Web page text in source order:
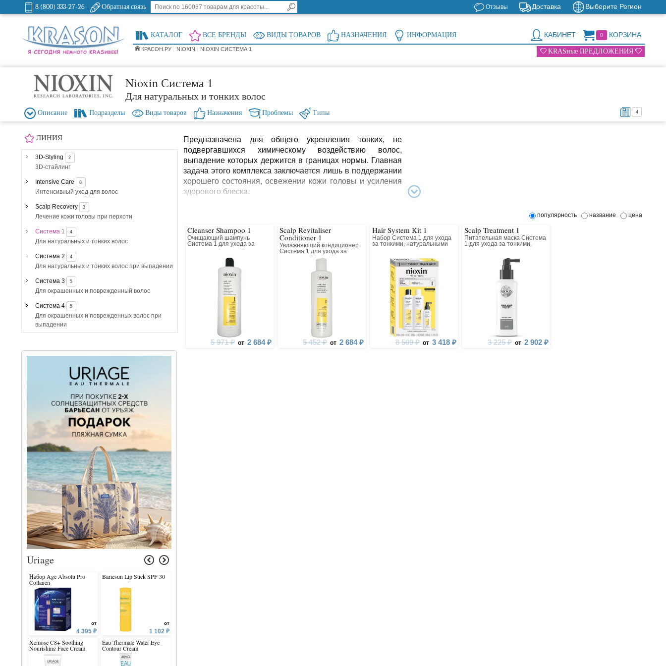
8 (800) 333-27-26 Обратная связь Выберите Регион
Доставка
Отзывы
0 КОРЗИНА
КАБИНЕТ
КАТАЛОГ ВСЕ БРЕНДЫ ВИДЫ ТОВАРОВ НАЗНАЧЕНИЯ ИНФОРМАЦИЯ
КРАСОН.РУ NIOXIN NIOXIN СИСТЕМА 1 KRASные ПРЕДЛОЖЕНИЯ
Nioxin Система 1
Для натуральных и тонких волос
4
Описание Подразделы Виды товаров Назначения Проблемы Типы
ЛИНИЯ
3D-Styling 2
3D-стайлинг
Intensive Care 8
Интенсивный уход для волос
Scalp Recovery 3
Лечение кожи головы при перхоти
Система 1 4
Для натуральных и тонких волос
Система 2 4
Для натуральных и тонких волос при выпадении
Система 3 5
Для окрашенных и поврежденный волос
Система 4 5
Для окрашенных и поврежденных волос при
выпадении
Uriage
Набор Age Absolu Pro
Collagen
от
4 395 ₽
Xemose C8+ Soothing
Nourishing Face Cream
Bariesun Lip Stick SPF 30
от
1 102 ₽
Eau Thermale Water Eye
Contour Cream
Предназначена для общего укрепления тонких, не
подвергавшихся химическому воздействию волос,
выпадение которых держится в границах нормы. Главная
задача этого комплекса заключается лишь в поддержании
хорошего состояния, освежении кожи головы и усиления
здорового блеска.
популярность название цена
Cleanser Shampoo 1
Очищающий шампунь
Система 1 для ухода за
5 971 ₽ от 2 684 ₽
Scalp Revitaliser
Conditioner 1
Увлажняющий кондиционер
Система 1 для ухода за
тонкими, натуральными
5 452 ₽ от 2 684 ₽
Hair System Kit 1
Набор Система 1 для ухода
за тонкими, натуральными
8 509 ₽ от 3 418 ₽
Scalp Treatment 1
Питательная маска Система
1 для ухода за тонкими,
3 225 ₽ от 2 902 ₽